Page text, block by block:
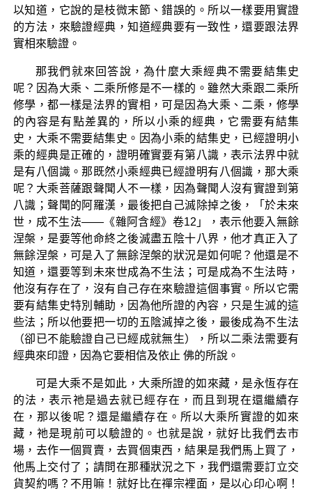
以知道，它說的是枝微末節、錯誤的。所以一樣要用實證
的方法，來驗證經典，知道經典要有一致性，還要跟法界
實相來驗證。
那我們就來回答說，為什麼大乘經典不需要結集史
呢？因為大乘、二乘所修是不一樣的。雖然大乘跟二乘所
修學，都一樣是法界的實相，可是因為大乘、二乘，修學
的內容是有點差異的，所以小乘的經典，它需要有結集
史，大乘不需要結集史。因為小乘的結集史，已經證明小
乘的經典是正確的，證明確實要有第八識，表示法界中就
是有八個識。那既然小乘經典已經證明有八個識，那大乘
呢？大乘菩薩跟聲聞人不一樣，因為聲聞人沒有實證到第
八識；聲聞的阿羅漢，最後把自己滅除掉之後，「於未來
世，成不生法——《雜阿含經》卷12」，表示他要入無餘
涅槃，是要等他命終之後滅盡五陰十八界，他才真正入了
無餘涅槃，可是入了無餘涅槃的狀況是如何呢？他還是不
知道，還要等到未來世成為不生法；可是成為不生法時，
他沒有存在了，沒有自己存在來驗證這個事實。所以它需
要有結集史特別輔助，因為他所證的內容，只是生滅的這
些法；所以他要把一切的五陰滅掉之後，最後成為不生法
（卻已不能驗證自己已經成就無生），所以二乘法需要有
經典來印證，因為它要相信及依止 佛的所說。
可是大乘不是如此，大乘所證的如來藏，是永恆存在
的法，表示祂是過去就已經存在，而且到現在還繼續存
在，那以後呢？還是繼續存在。所以大乘所實證的如來
藏，祂是現前可以驗證的。也就是說，就好比我們去市
場，去作一個買賣，去買個東西，結果是我們馬上買了，
他馬上交付了；請問在那種狀況之下，我們還需要訂立交
貨契約嗎？不用嘛！就好比在禪宗裡面，是以心印心啊！